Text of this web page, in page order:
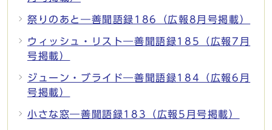
祭りのあと―善聞語録186（広報8月号掲載）
ウィッシュ・リスト―善聞語録185（広報7月
号掲載）
ジューン・ブライド―善聞語録184（広報6月
号掲載）
小さな窓―善聞語録183（広報5月号掲載）